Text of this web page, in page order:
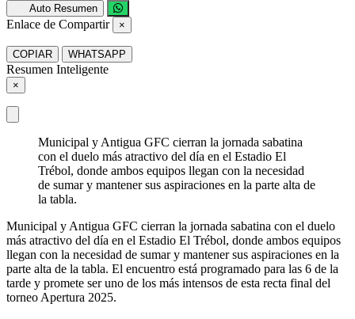
Auto Resumen
Enlace de Compartir ×
COPIAR WHATSAPP
Resumen Inteligente
×
Municipal y Antigua GFC cierran la jornada sabatina
con el duelo más atractivo del día en el Estadio El
Trébol, donde ambos equipos llegan con la necesidad
de sumar y mantener sus aspiraciones en la parte alta de
la tabla.
Municipal y Antigua GFC cierran la jornada sabatina con el duelo
más atractivo del día en el Estadio El Trébol, donde ambos equipos
llegan con la necesidad de sumar y mantener sus aspiraciones en la
parte alta de la tabla. El encuentro está programado para las 6 de la
tarde y promete ser uno de los más intensos de esta recta final del
torneo Apertura 2025.